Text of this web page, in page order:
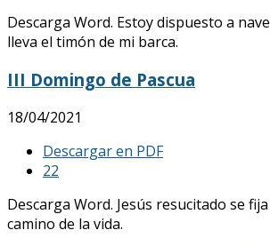
Descarga Word. Estoy dispuesto a
lleva el timón de mi barca.
III Domingo de Pascua
18/04/2021
Descargar en PDF
22
Descarga Word. Jesús resucitado se
camino de la vida.